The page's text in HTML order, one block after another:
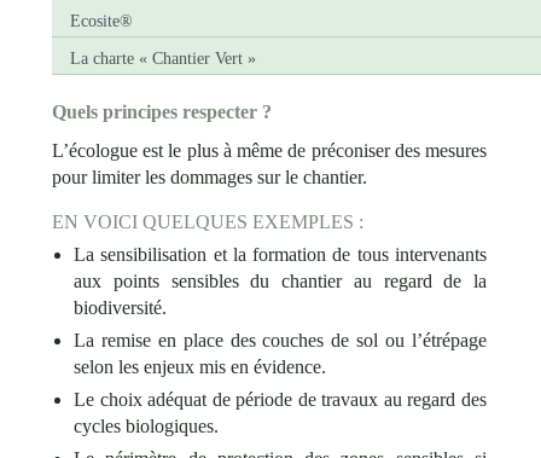
Ecosite®
La charte « Chantier Vert »
Quels principes respecter ?
L’écologue est le plus à même de préconiser des mesures
pour limiter les dommages sur le chantier.
EN VOICI QUELQUES EXEMPLES :
La sensibilisation et la formation de tous intervenants
aux points sensibles du chantier au regard de la
biodiversité.
La remise en place des couches de sol ou l’étrépage
selon les enjeux mis en évidence.
Le choix adéquat de période de travaux au regard des
cycles biologiques.